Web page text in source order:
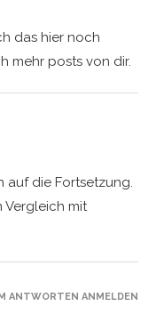
das hier noch
mehr posts von dir.
auf die Fortsetzung.
Vergleich mit
ANTWORTEN ANMELDEN